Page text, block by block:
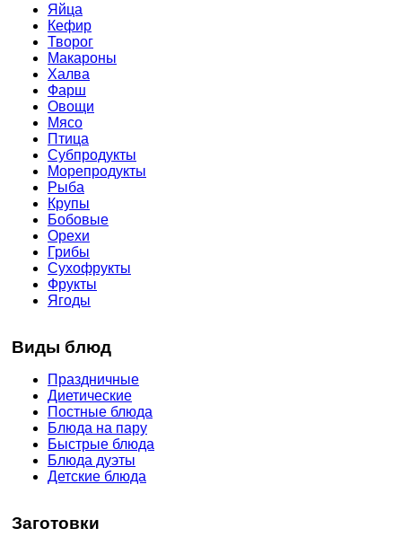
Яйца
Кефир
Творог
Макароны
Халва
Фарш
Овощи
Мясо
Птица
Субпродукты
Морепродукты
Рыба
Крупы
Бобовые
Орехи
Грибы
Сухофрукты
Фрукты
Ягоды
Виды блюд
Праздничные
Диетические
Постные блюда
Блюда на пару
Быстрые блюда
Блюда дуэты
Детские блюда
Заготовки